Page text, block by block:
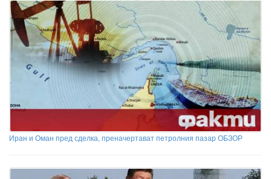
Иран и Оман пред сделка, преначертават петролния пазар ОБЗОР